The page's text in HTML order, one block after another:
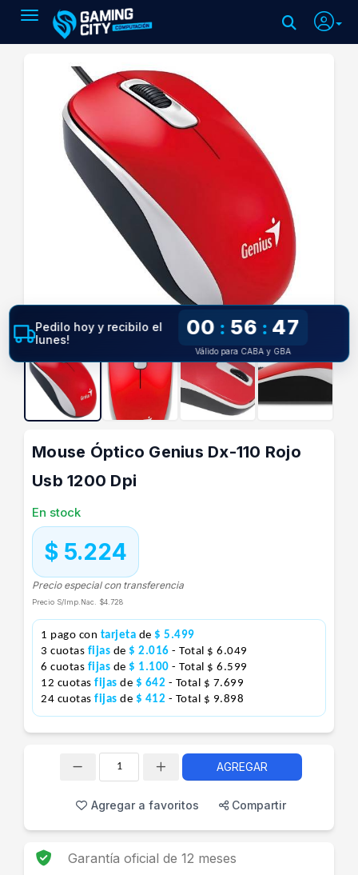
Toggle navigation
Mouse Óptico Genius Dx-110 Rojo
Usb 1200 Dpi
En stock
$ 5.224
Precio especial con transferencia
Precio S/Imp.Nac. $4.728
1 pago con tarjeta de $ 5.499
3 cuotas fijas de $ 2.016 - Total $ 6.049
6 cuotas fijas de $ 1.100 - Total $ 6.599
12 cuotas fijas de $ 642 - Total $ 7.699
24 cuotas fijas de $ 412 - Total $ 9.898
Pedilo hoy y recibilo el
lunes!
00 : 56 : 47
Válido para CABA y GBA
AGREGAR
Agregar a favoritos Compartir
Garantía oficial de 12 meses